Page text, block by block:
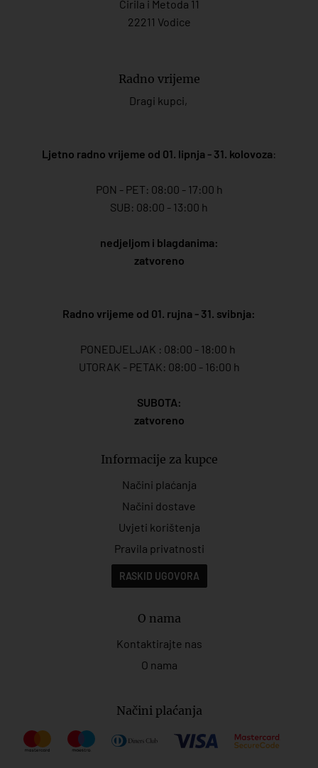
Ćirila i Metoda 11
22211 Vodice
Radno vrijeme
Dragi kupci,
Ljetno radno vrijeme od 01. lipnja - 31. kolovoza:
PON - PET: 08:00 - 17:00 h
SUB: 08:00 - 13:00 h
nedjeljom i blagdanima:
zatvoreno
Radno vrijeme od 01. rujna - 31. svibnja:
PONEDJELJAK : 08:00 - 18:00 h
UTORAK - PETAK: 08:00 - 16:00 h
SUBOTA:
zatvoreno
Informacije za kupce
Načini plaćanja
Načini dostave
Uvjeti korištenja
Pravila privatnosti
RASKID UGOVORA
O nama
Kontaktirajte nas
O nama
Načini plaćanja